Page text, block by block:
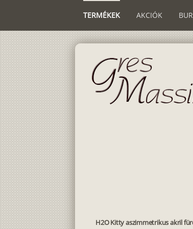
TERMÉKEK AKCIÓK
H2O Kitty aszimmetrikus akril